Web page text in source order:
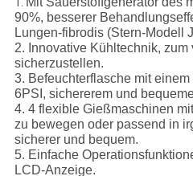
1.
90%, besserer
Lungen-fibrodis (Stern-Modell
2. Innovative Kühltechnik, zum
sicherzustellen.
3. Befeuchterflasche mit
6PSI, sichererem und
4. 4 flexible Gießmaschinen
zu bewegen oder passend in
sicherer und bequem.
5. Einfache
LCD-Anzeige.